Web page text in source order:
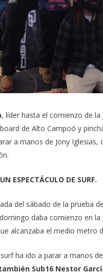
, líder hasta el comienzo de
de Alto Campoó y
a manos de Jony
ESPECTÁCULO DE SURF.
del sábado de la prueba
daba comienzo en
alcanzaba el medio metro
ha ido a parar a manos
Sub16 Nestor